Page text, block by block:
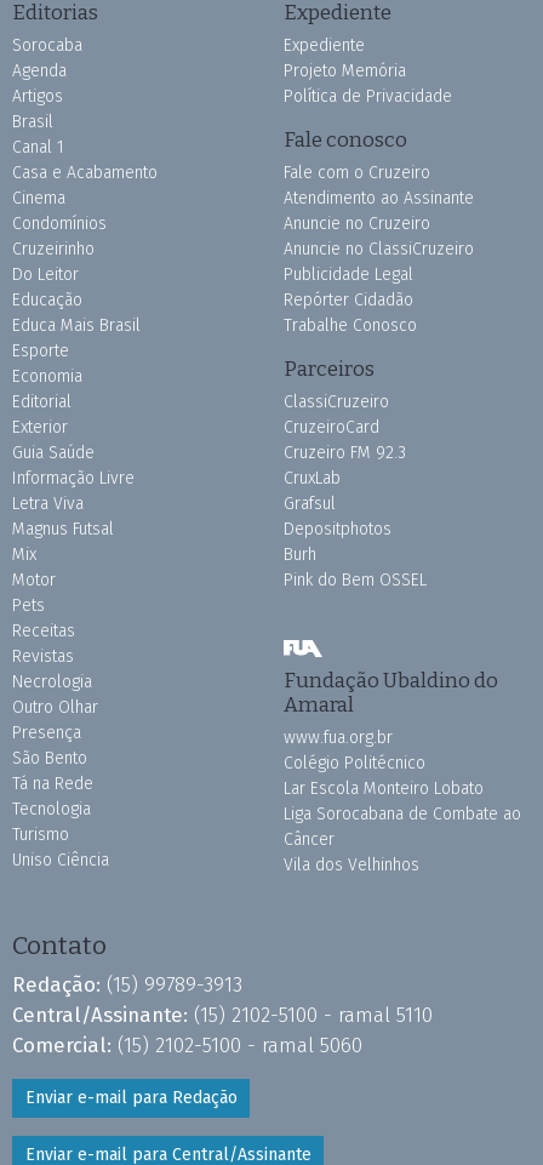
Editorias
Sorocaba
Agenda
Artigos
Brasil
Canal 1
Casa e Acabamento
Cinema
Condomínios
Cruzeirinho
Do Leitor
Educação
Educa Mais Brasil
Esporte
Economia
Editorial
Exterior
Guia Saúde
Informação Livre
Letra Viva
Magnus Futsal
Mix
Motor
Pets
Receitas
Revistas
Necrologia
Outro Olhar
Presença
São Bento
Tá na Rede
Tecnologia
Turismo
Uniso Ciência
Expediente
Expediente
Projeto Memória
Política de Privacidade
Fale conosco
Fale com o Cruzeiro
Atendimento ao Assinante
Anuncie no Cruzeiro
Anuncie no ClassiCruzeiro
Publicidade Legal
Repórter Cidadão
Trabalhe Conosco
Parceiros
ClassiCruzeiro
CruzeiroCard
Cruzeiro FM 92.3
CruxLab
Grafsul
Depositphotos
Burh
Pink do Bem OSSEL
Fundação Ubaldino do
Amaral
www.fua.org.br
Colégio Politécnico
Lar Escola Monteiro Lobato
Liga Sorocabana de Combate ao
Câncer
Vila dos Velhinhos
Contato
Redação: (15) 99789-3913
Central/Assinante: (15) 2102-5100 - ramal 5110
Comercial: (15) 2102-5100 - ramal 5060
Enviar e-mail para Redação
Enviar e-mail para Central/Assinante